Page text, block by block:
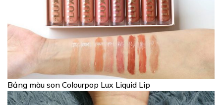
Bảng màu son Colourpop Lux Liquid Lip